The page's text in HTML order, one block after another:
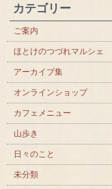
カテゴリー
ご案内
ほとけのつづれマルシェ
アーカイブ集
オンラインショップ
カフェメニュー
山歩き
日々のこと
未分類